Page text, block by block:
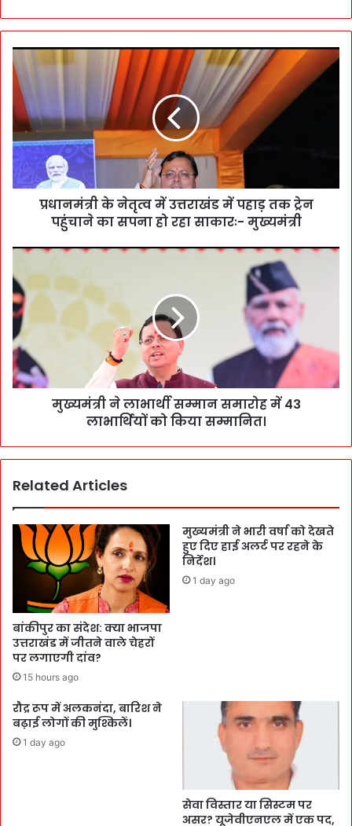
प्रधानमंत्री के नेतृत्व में उत्तराखंड में पहाड़ तक ट्रेन
पहुंचाने का सपना हो रहा साकारः- मुख्यमंत्री
मुख्यमंत्री ने लाभार्थी सम्मान समारोह में 43
लाभार्थियों को किया सम्मानित।
Related Articles
बांकीपुर का संदेश: क्या भाजपा
उत्तराखंड में जीतने वाले चेहरों
पर लगाएगी दांव?
15 hours ago
मुख्यमंत्री ने भारी वर्षा को देखते
हुए दिए हाई अलर्ट पर रहने के
निर्देश।
1 day ago
रौद्र रूप में अलकनंदा, बारिश ने
बढ़ाई लोगों की मुश्किलें।
1 day ago
सेवा विस्तार या सिस्टम पर
असर? यूजेवीएनएल में एक पद,